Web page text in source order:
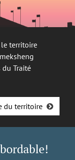
territoire
Traité
du territoire